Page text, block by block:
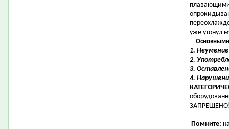
плавающими
уже утонул
1.
2.
3.
4.
Помните: